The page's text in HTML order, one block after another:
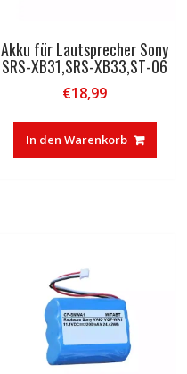
Akku für Lautsprecher Sony
SRS-XB31,SRS-XB33,ST-06
€18,99
In den Warenkorb